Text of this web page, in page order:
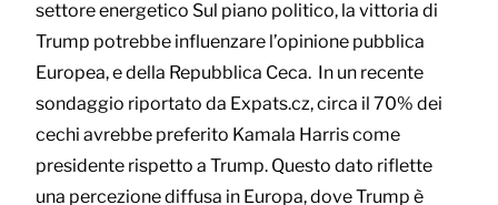
settore energetico Sul piano politico, la vittoria di
Trump potrebbe influenzare l’opinione pubblica
Europea, e della Repubblica Ceca. In un recente
sondaggio riportato da Expats.cz, circa il 70% dei
cechi avrebbe preferito Kamala Harris come
presidente rispetto a Trump. Questo dato riflette
una percezione diffusa in Europa, dove Trump è